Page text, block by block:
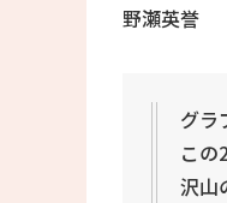
野瀬英誉
グラ
この
沢山